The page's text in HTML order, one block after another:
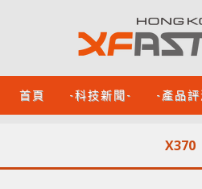
首頁 -科技新聞- -產品
X370